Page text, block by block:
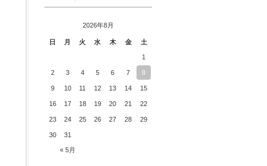
2026年8月
日 月 火 水 木 金 土
« 5月
1
2 3 4 5 6 7 8
9 10 11 12 13 14 15
16 17 18 19 20 21 22
23 24 25 26 27 28 29
30 31